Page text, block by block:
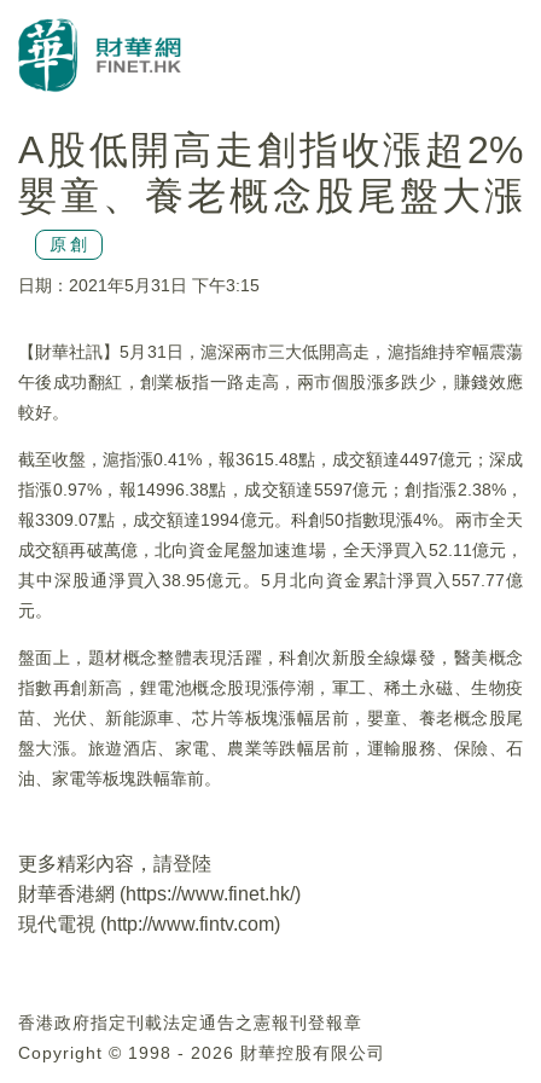
A股低開高走創指收漲超2%
嬰童、養老概念股尾盤大漲
原創
日期：2021年5月31日 下午3:15
【財華社訊】5月31日，滬深兩市三大低開高走，滬指維持窄幅震蕩
午後成功翻紅，創業板指一路走高，兩市個股漲多跌少，賺錢效應
較好。
截至收盤，滬指漲0.41%，報3615.48點，成交額達4497億元；深成
指漲0.97%，報14996.38點，成交額達5597億元；創指漲2.38%，
報3309.07點，成交額達1994億元。科創50指數現漲4%。兩市全天
成交額再破萬億，北向資金尾盤加速進場，全天淨買入52.11億元，
其中深股通淨買入38.95億元。5月北向資金累計淨買入557.77億
元。
盤面上，題材概念整體表現活躍，科創次新股全線爆發，醫美概念
指數再創新高，鋰電池概念股現漲停潮，軍工、稀土永磁、生物疫
苗、光伏、新能源車、芯片等板塊漲幅居前，嬰童、養老概念股尾
盤大漲。旅遊酒店、家電、農業等跌幅居前，運輸服務、保險、石
油、家電等板塊跌幅靠前。
更多精彩內容，請登陸
財華香港網 (https://www.finet.hk/)
現代電視 (http://www.fintv.com)
香港政府指定刊載法定通告之憲報刊登報章
Copyright © 1998 - 2026 財華控股有限公司